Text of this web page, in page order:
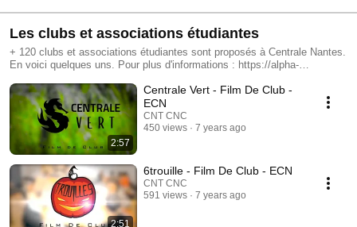
Les clubs et associations étudiantes
+ 120 clubs et associations étudiantes sont proposés à Centrale Nantes.
En voici quelques uns. Pour plus d'informations : https://alpha-
2:57
Centrale Vert - Film De Club -
ECN
CNT CNC
450 views
7 years ago
2:51
6trouille - Film De Club - ECN
CNT CNC
591 views
7 years ago